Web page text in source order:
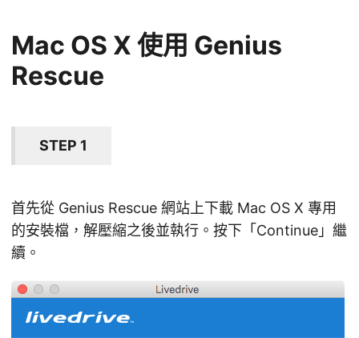
Mac OS X 使用 Genius
Rescue
STEP 1
首先從 Genius Rescue 網站上下載 Mac OS X 專用
的安裝檔，解壓縮之後並執行。按下「Continue」繼
續。